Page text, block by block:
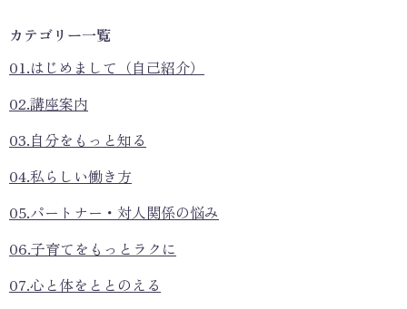
カテゴリー一覧
01.はじめまして（自己紹介）
02.講座案内
03.自分をもっと知る
04.私らしい働き方
05.パートナー・対人関係の悩み
06.子育てをもっとラクに
07.心と体をととのえる